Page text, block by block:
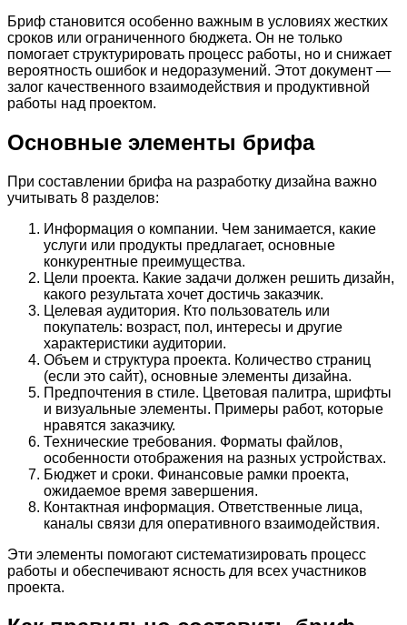
Бриф становится особенно важным в условиях жестких
сроков или ограниченного бюджета. Он не только
помогает структурировать процесс работы, но и снижает
вероятность ошибок и недоразумений. Этот документ —
залог качественного взаимодействия и продуктивной
работы над проектом.
Основные элементы брифа
При составлении брифа на разработку дизайна важно
учитывать 8 разделов:
Информация о компании. Чем занимается, какие
услуги или продукты предлагает, основные
конкурентные преимущества.
Цели проекта. Какие задачи должен решить дизайн,
какого результата хочет достичь заказчик.
Целевая аудитория. Кто пользователь или
покупатель: возраст, пол, интересы и другие
характеристики аудитории.
Объем и структура проекта. Количество страниц
(если это сайт), основные элементы дизайна.
Предпочтения в стиле. Цветовая палитра, шрифты
и визуальные элементы. Примеры работ, которые
нравятся заказчику.
Технические требования. Форматы файлов,
особенности отображения на разных устройствах.
Бюджет и сроки. Финансовые рамки проекта,
ожидаемое время завершения.
Контактная информация. Ответственные лица,
каналы связи для оперативного взаимодействия.
Эти элементы помогают систематизировать процесс
работы и обеспечивают ясность для всех участников
проекта.